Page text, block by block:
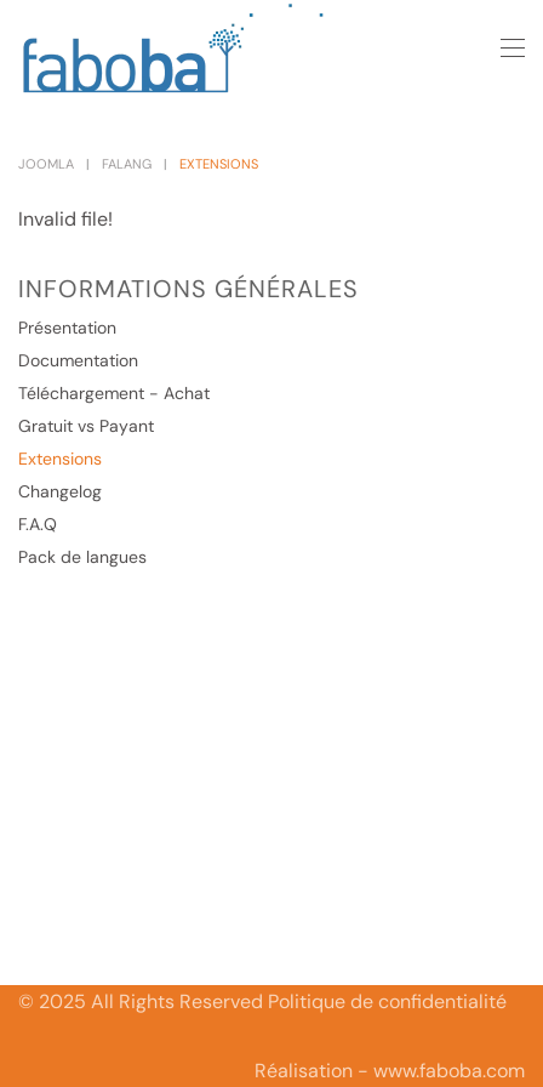
Skip to main content
JOOMLA FALANG EXTENSIONS
Invalid file!
INFORMATIONS GÉNÉRALES
Présentation
Documentation
Téléchargement - Achat
Gratuit vs Payant
Extensions
Changelog
F.A.Q
Pack de langues
© 2025 All Rights Reserved Politique de confidentialité
Réalisation - www.faboba.com